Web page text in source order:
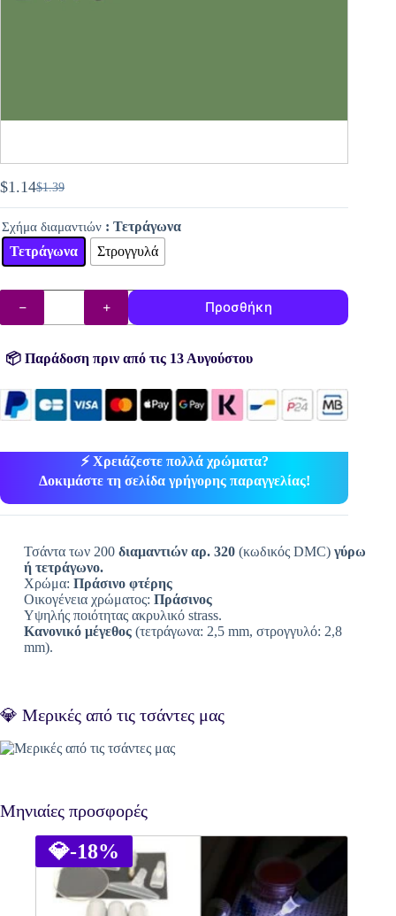
$1.39
Original
price
was:
$1.39.
$1.14Η
τρέχουσα
τιμή
είναι:
$1.14.
Σχήμα διαμαντιών : Τετράγωνα
Τετράγωνα
Στρογγυλά
DMC
διαμάντια
(χάντρες)
320
Προσθήκη
📦 Παράδοση πριν από τις 13 Αυγούστου
⚡ Χρειάζεστε πολλά χρώματα?
Δοκιμάστε τη σελίδα γρήγορης παραγγελίας!
Τσάντα των 200 διαμαντιών αρ. 320(κωδικός DMC) γύρω
ή τετράγωνο.
Χρώμα: Πράσινο φτέρης
Οικογένεια χρώματος: Πράσινος
Υψηλής ποιότητας ακρυλικό strass.
Κανονικό μέγεθος(τετράγωνα: 2,5 mm, στρογγυλό: 2,8
mm).
💎 Μερικές από τις τσάντες μας
Μηνιαίες προσφορές
💎-18%